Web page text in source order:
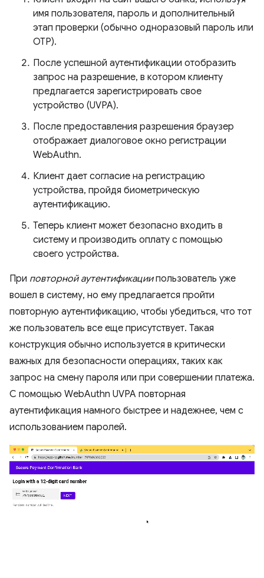
имя пользователя, пароль и дополнительный
этап проверки (обычно одноразовый пароль или
OTP).
После успешной аутентификации отобразить
запрос на разрешение, в котором клиенту
предлагается зарегистрировать свое
устройство (UVPA).
После предоставления разрешения браузер
отображает диалоговое окно регистрации
WebAuthn.
Клиент дает согласие на регистрацию
устройства, пройдя биометрическую
аутентификацию.
Теперь клиент может безопасно входить в
систему и производить оплату с помощью
своего устройства.
При повторной аутентификациипользователь уже
вошел в систему, но ему предлагается пройти
повторную аутентификацию, чтобы убедиться, что тот
же пользователь все еще присутствует. Такая
конструкция обычно используется в критически
важных для безопасности операциях, таких как
запрос на смену пароля или при совершении платежа.
С помощью WebAuthn UVPA повторная
аутентификация намного быстрее и надежнее, чем с
использованием паролей.